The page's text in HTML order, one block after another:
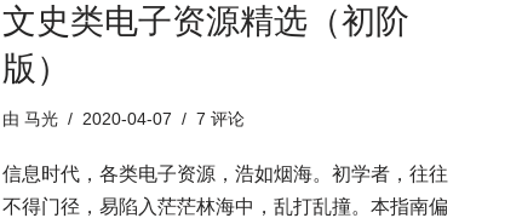
文史类电子资源精选（初阶
版）
由 马光 2020-04-07 7 评论
信息时代，各类电子资源，浩如烟海。初学者，往往
不得门径，易陷入茫茫林海中，乱打乱撞。本指南偏